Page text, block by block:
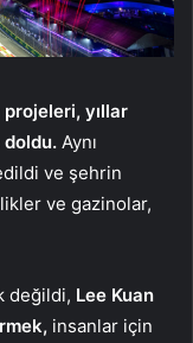
projeleri, yıllar
Aynı
ve şehrin
ve gazinolar,
değildi, Lee Kuan
insanlar için